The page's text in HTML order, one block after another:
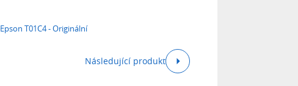
Epson T01C4 - Originální
Následující produkt